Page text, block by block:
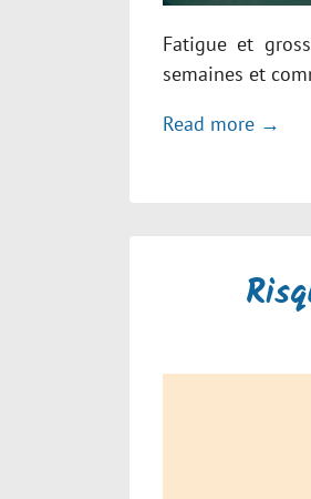
Fatigue et
semaines et
Read more →